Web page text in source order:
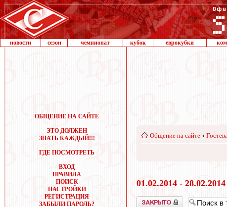
новости сезон чемпионат кубок еврокубки
ОБЩЕНИЕ НА САЙТЕ
ЭТО ДОЛЖЕН
ЗНАТЬ КАЖДЫЙ!!!
ГДЕ ПОСМОТРЕТЬ
ВХОД
ПРАВИЛА
ПОИСК
НАСТРОЙКИ
РЕГИСТРАЦИЯ
ЗАБЫЛИ ПАРОЛЬ?
Общение на сайте ‹
01.02.2014 - 28.02.2014
Закрыто